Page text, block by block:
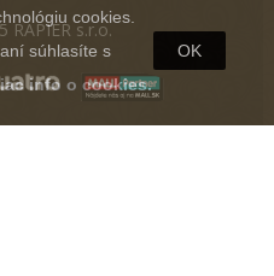
cookies.
súhlasíte s
info o cookies.
OK
s.r.o.